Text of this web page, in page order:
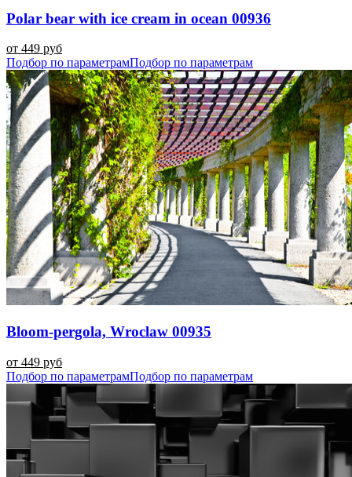
Polar bear with ice cream in ocean 00936
от 449 руб
Подбор по параметрамПодбор по параметрам
Bloom-pergola, Wroclaw 00935
от 449 руб
Подбор по параметрамПодбор по параметрам